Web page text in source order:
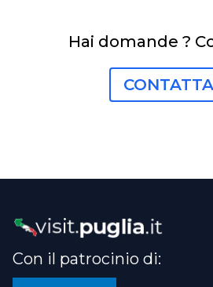
Hai domande ?
Con il patrocinio di: